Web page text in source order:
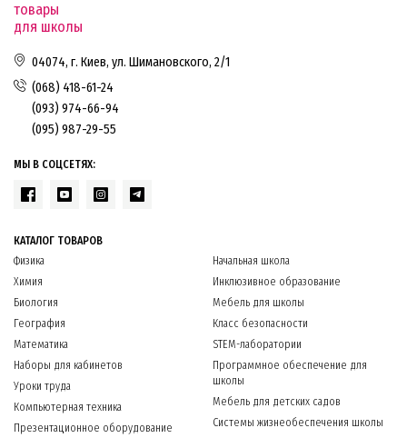
товары
для школы
04074, г. Киев, ул. Шимановского, 2/1
(068) 418-61-24
(093) 974-66-94
(095) 987-29-55
МЫ В СОЦСЕТЯХ:
КАТАЛОГ ТОВАРОВ
Физика
Химия
Биология
География
Математика
Наборы для кабинетов
Уроки труда
Компьютерная техника
Презентационное оборудование
Начальная школа
Инклюзивное образование
Мебель для школы
Класс безопасности
STEM-лаборатории
Программное обеспечение для
школы
Мебель для детских садов
Системы жизнеобеспечения школы